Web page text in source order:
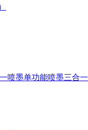
喷墨单功能喷墨三合一